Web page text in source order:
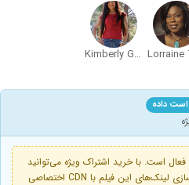
Kimberly Guerrero
فعال است. با خرید اشتراک ویژه می‌توانید
هر 2 ساعت یک‌بار درخواست همگام‌سازی لینک‌های این فیلم با CDN اختصاصی